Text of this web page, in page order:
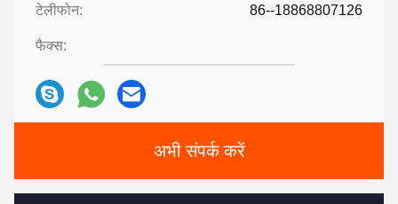
टेलीफोन: 86--18868807126
फैक्स:
अभी संपर्क करें